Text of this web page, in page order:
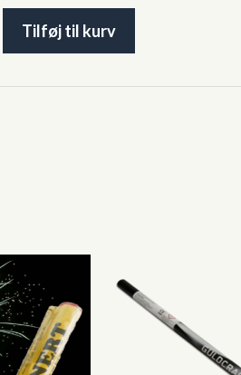
Tilføj til kurv